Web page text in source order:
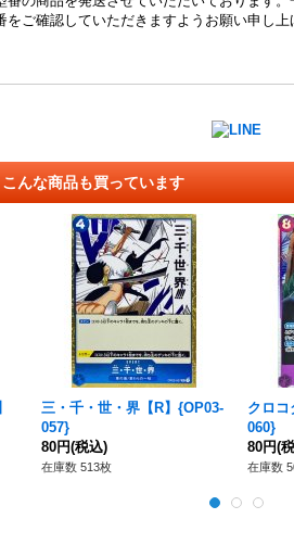
ご確認していただきますようお願い申し上
んな商品も買っています
三・千・世・界【R】{OP03-
057}
80円(税込)
在庫数 513枚
クロコ
060}
80円(
在庫数